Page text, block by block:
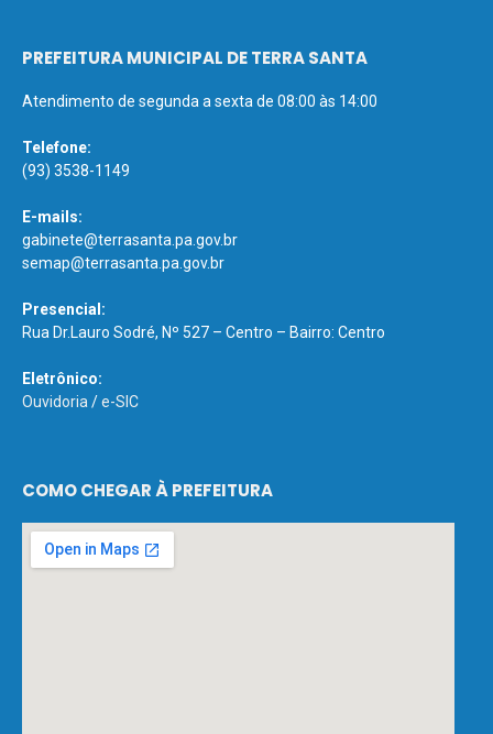
PREFEITURA MUNICIPAL DE TERRA SANTA
Atendimento de segunda a sexta de 08:00 às 14:00
Telefone:
(93) 3538-1149
E-mails:
gabinete@terrasanta.pa.gov.br
semap@terrasanta.pa.gov.br
Presencial:
Rua Dr.Lauro Sodré, Nº 527 – Centro – Bairro: Centro
Eletrônico:
Ouvidoria /e-SIC
COMO CHEGAR À PREFEITURA